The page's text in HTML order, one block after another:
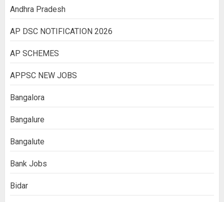
Andhra Pradesh
AP DSC NOTIFICATION 2026
AP SCHEMES
APPSC NEW JOBS
Bangalora
Bangalure
Bangalute
Bank Jobs
Bidar